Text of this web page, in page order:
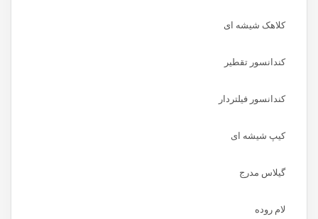
کلاهک شیشه ای
کندانسور تقطیر
کندانسور فیلتردار
کیپ شیشه ای
گیلاس مدرج
لام روده